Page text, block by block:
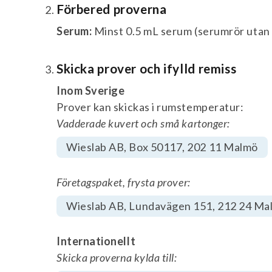
Förbered proverna
Serum: Minst 0.5 mL serum (serumrör
Skicka prover och ifylld remiss
Inom Sverige
Prover kan skickas i rumstemperatur:
Vadderade kuvert och små kartonger:
Wieslab AB, Box 50117, 202 11 Malmö
Företagspaket, frysta prover:
Wieslab AB, Lundavägen 151, 212 24
Internationellt
Skicka proverna kylda till: